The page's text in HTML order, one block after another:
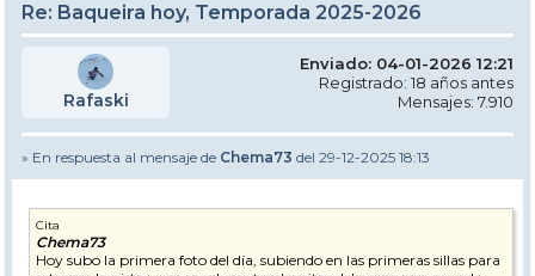
Re: Baqueira hoy, Temporada 2025-2026
Rafaski
Enviado: 04-01-2026 12:21
Registrado: 18 años antes
Mensajes: 7.910
» En respuesta al mensaje de Chema73 del 29-12-2025 18:13
Cita
Chema73
Hoy subo la primera foto del día, subiendo en las primeras sillas para